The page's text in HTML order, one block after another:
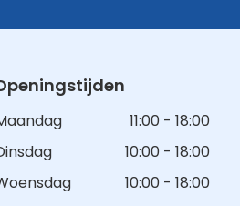
11:00 - 18:00
10:00 - 18:00
10:00 - 18:00